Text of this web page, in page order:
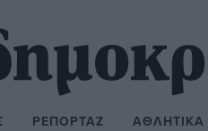
ΡΕΠΟΡΤΆΖ ΑΘΛΗΤΙΚΆ